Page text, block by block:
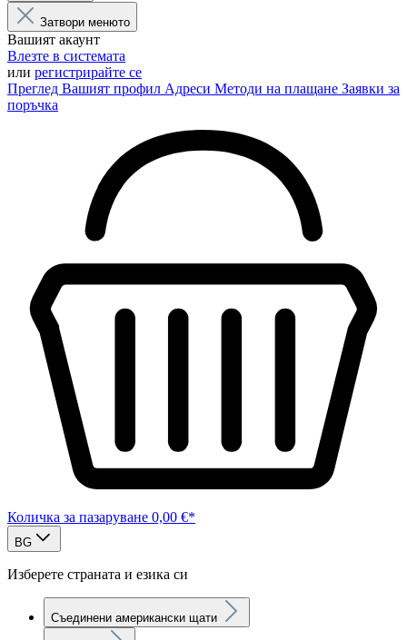
Затвори менюто
Вашият акаунт
Влезте в системата
или регистрирайте се
Преглед Вашият профил Адреси Методи на плащане Заявки за
поръчка
Количка за пазаруване 0,00 €*
BG
Изберете страната и езика си
Съединени американски щати